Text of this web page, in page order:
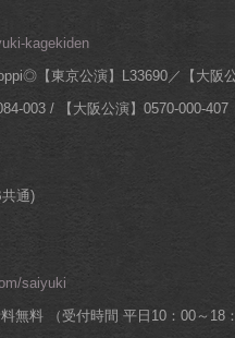
kagekiden
【東京公演】L33690／【大阪
003 / 【大阪公演】0570-000-407
通)
saiyuki
無料 （受付時間 平日10：00～18